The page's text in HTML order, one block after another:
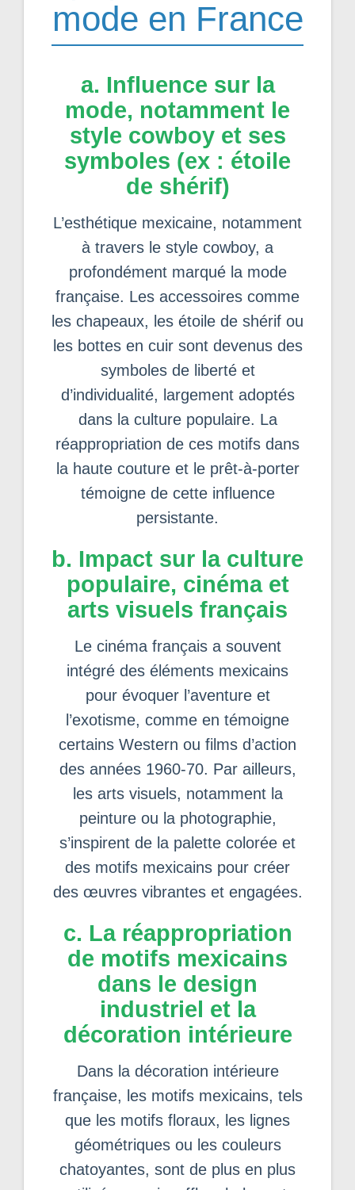
mode en France
a. Influence sur la
mode, notamment le
style cowboy et ses
symboles (ex : étoile
de shérif)
L’esthétique mexicaine, notamment
à travers le style cowboy, a
profondément marqué la mode
française. Les accessoires comme
les chapeaux, les étoile de shérif ou
les bottes en cuir sont devenus des
symboles de liberté et
d’individualité, largement adoptés
dans la culture populaire. La
réappropriation de ces motifs dans
la haute couture et le prêt-à-porter
témoigne de cette influence
persistante.
b. Impact sur la culture
populaire, cinéma et
arts visuels français
Le cinéma français a souvent
intégré des éléments mexicains
pour évoquer l’aventure et
l’exotisme, comme en témoigne
certains Western ou films d’action
des années 1960-70. Par ailleurs,
les arts visuels, notamment la
peinture ou la photographie,
s’inspirent de la palette colorée et
des motifs mexicains pour créer
des œuvres vibrantes et engagées.
c. La réappropriation
de motifs mexicains
dans le design
industriel et la
décoration intérieure
Dans la décoration intérieure
française, les motifs mexicains, tels
que les motifs floraux, les lignes
géométriques ou les couleurs
chatoyantes, sont de plus en plus